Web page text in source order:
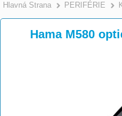
Hlavná Strana PERIFÉRIE
Hama M580